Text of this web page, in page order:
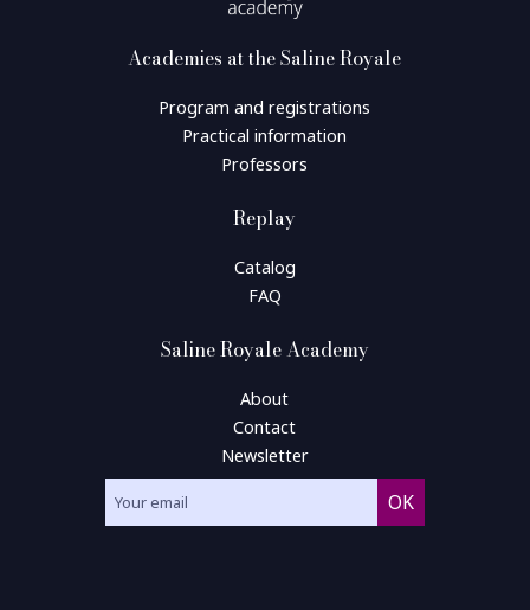
Academies at the Saline Royale
Program and registrations
Practical information
Professors
Replay
Catalog
FAQ
Saline Royale Academy
About
Contact
Newsletter